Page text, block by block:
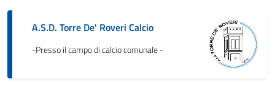
A.S.D. Torre De' Roveri Calcio
-Presso il campo di calcio comunale -